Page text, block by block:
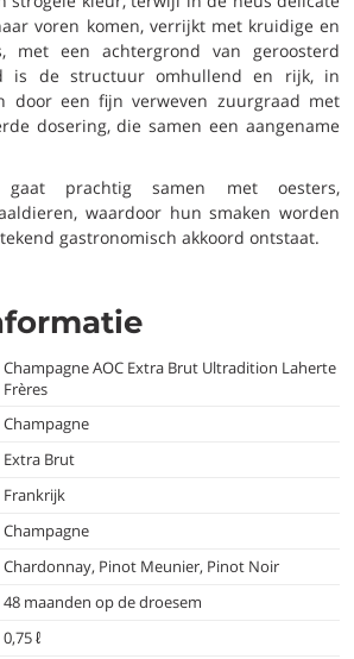
voren komen, verrijkt met kruidige en
met een achtergrond van geroosterd
is de structuur omhullend en rijk, in
door een fijn verweven zuurgraad met
dosering, die samen een aangename
gaat prachtig samen met oesters,
waardoor hun smaken worden
gastronomisch akkoord ontstaat.
Champagne AOC Extra Brut Ultradition Laherte
Frères
Champagne
Extra Brut
Frankrijk
Champagne
Chardonnay, Pinot Meunier, Pinot Noir
48 maanden op de droesem
0,75 ℓ